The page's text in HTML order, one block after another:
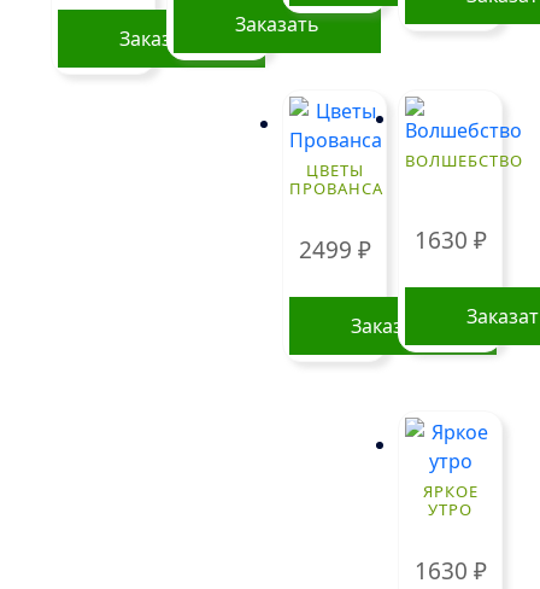
Заказать
Заказать
ЦВЕТЫ
ПРОВАНСА
2499 ₽
Заказать
ВОЛШЕБСТВО
1630 ₽
ЯРКОЕ
УТРО
1630 ₽